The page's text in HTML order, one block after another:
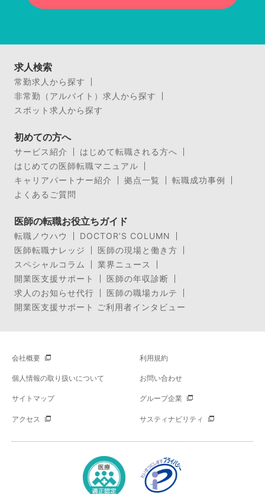
求人検索
常勤求人から探す
非常勤（アルバイト）求人から探す
スポット求人から探す
初めての方へ
サービス紹介
はじめて転職される方へ
はじめての医師転職マニュアル
キャリアパートナー紹介
拠点一覧
転職成功事例
よくあるご質問
医師の転職お役立ちガイド
転職ノウハウ
DOCTOR’S COLUMN
医師転職ナレッジ
医師の現場と働き方
スペシャルコラム
業界ニュース
開業医支援サポート
医師の年収診断
求人のお知らせ代行
医師の職場カルテ
開業医支援サポート ご利用者インタビュー
会社概要 利用規約
個人情報の取り扱いについて お問い合わせ
サイトマップ グループ企業
アクセス サスティナビリティ